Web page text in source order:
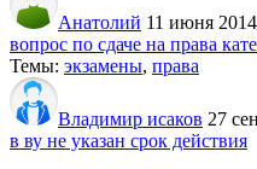
Анатолий 11 июня
вопрос по сдаче на права
Темы: экзамены, права
Владимир исаков 27
в ву не указан срок действия